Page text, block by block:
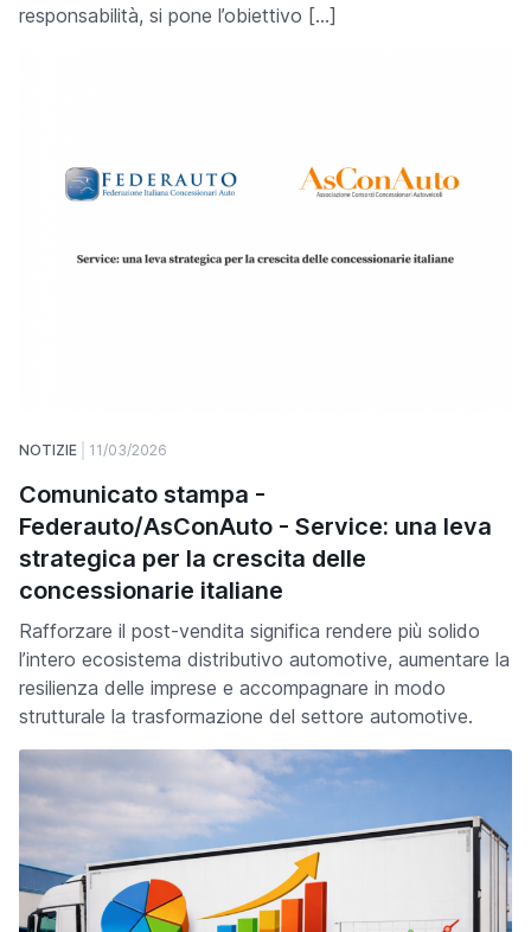
responsabilità, si pone l’obiettivo […]
NOTIZIE 11/03/2026
Comunicato stampa -
Federauto/AsConAuto - Service: una leva
strategica per la crescita delle
concessionarie italiane
Rafforzare il post-vendita significa rendere più solido
l’intero ecosistema distributivo automotive, aumentare la
resilienza delle imprese e accompagnare in modo
strutturale la trasformazione del settore automotive.